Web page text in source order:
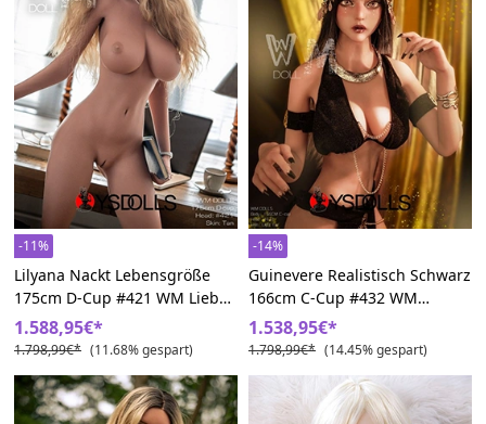
-11%
Lilyana Nackt Lebensgröße
175cm D-Cup #421 WM Liebes
Puppen
1.588,95€*
1.798,99€* (11.68% gespart)
-14%
Guinevere Realistisch Schwarz
166cm C-Cup #432 WM
Liebespuppe
1.538,95€*
1.798,99€* (14.45% gespart)